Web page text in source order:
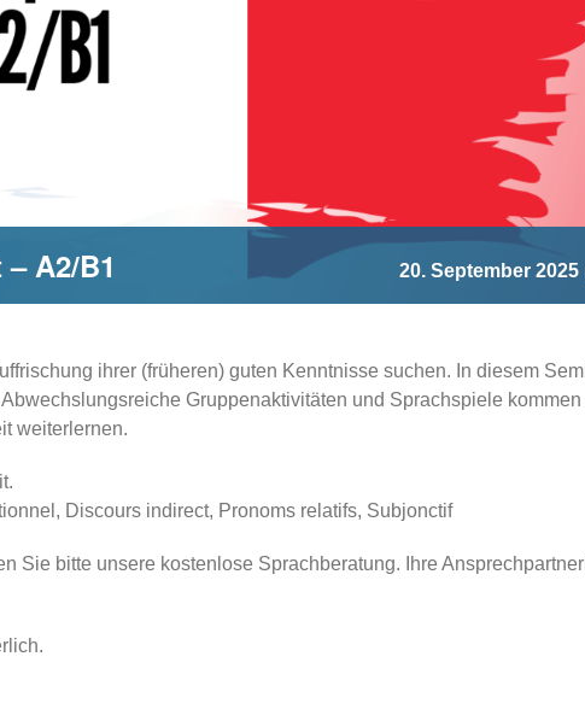
A2/B1 20. September 2025
ihrer (früheren) guten Kenntnisse suchen. In diesem
Gruppenaktivitäten und Sprachspiele
weiterlernen.
Discours indirect, Pronoms relatifs, Subjonctif
Sie bitte unsere kostenlose Sprachberatung. Ihre